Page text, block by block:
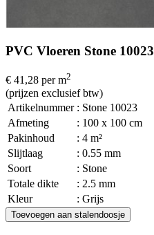
PVC Vloeren Stone 10023
€ 41,28 per m2
(prijzen exclusief btw)
Artikelnummer : Stone 10023
Afmeting
: 100 x 100 cm
Pakinhoud
: 4 m²
Slijtlaag
: 0.55 mm
Soort
: Stone
Totale dikte
: 2.5 mm
Kleur
: Grijs
Toevoegen aan stalendoosje